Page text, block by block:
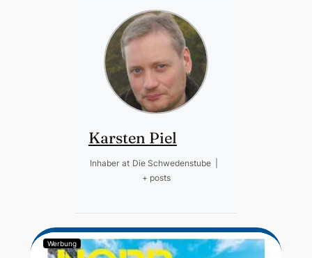
Karsten Piel
Inhaber at Die Schwedenstube
+ posts
Werbung